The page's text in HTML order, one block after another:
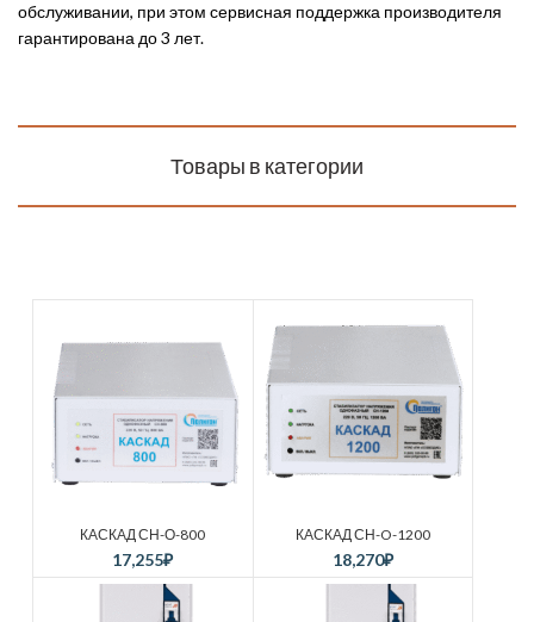
обслуживании, при этом сервисная поддержка производителя
гарантирована до 3 лет.
Товары в категории
КАСКАД СН-О-800
17,255₽
КАСКАД СН-O-1200
18,270₽